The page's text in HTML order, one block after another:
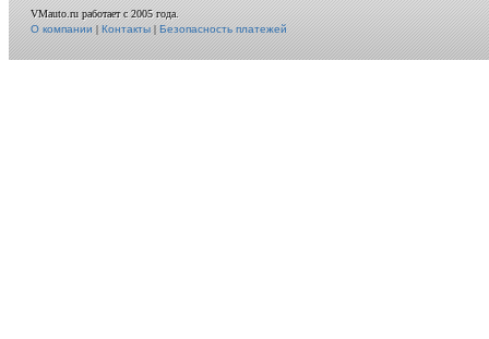
VMauto.ru работает с 2005 года.
О компании|Контакты|Безопасность платежей